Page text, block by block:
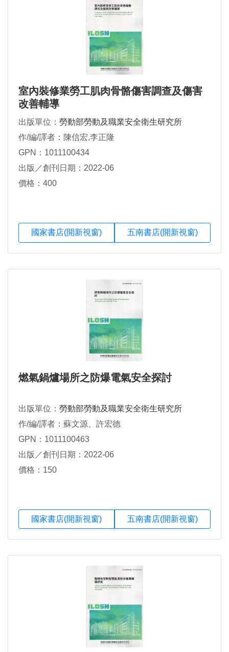
室內裝修業勞工肌肉骨骼傷害調查及傷害
改善輔導
出版單位： 勞動部勞動及職業安全衛生研究所
作/編/譯者：陳信宏,李正隆
GPN：1011100434
出版／創刊日期：2022-06
價格：400
國家書店(開新視窗) 五南書店(開新視窗)
燃氣鍋爐場所之防爆電氣安全探討
出版單位： 勞動部勞動及職業安全衛生研究所
作/編/譯者：蘇文源、許宏德
GPN：1011100463
出版／創刊日期：2022-06
價格：150
國家書店(開新視窗) 五南書店(開新視窗)